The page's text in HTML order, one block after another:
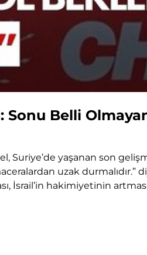
Sonu Belli
Suriye’de yaşanan son
uzak
İsrail’in hakimiyetinin